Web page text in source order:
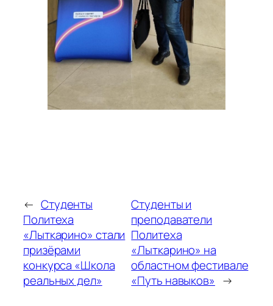
← Студенты
Политеха
«Лыткарино» стали
призёрами
конкурса «Школа
реальных дел»
Студенты и
преподаватели
Политеха
«Лыткарино» на
областном фестивале
«Путь навыков» →